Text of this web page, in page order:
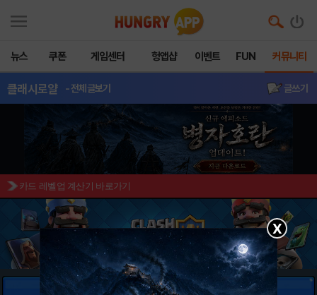
뉴스 쿠폰 게임센터 헝앱샵 이벤트 FUN 커뮤니티
클래시로얄 - 전체글보기 글쓰기
카드 레벨업 계산기 바로가기
유닛 정보 마법 정보
X